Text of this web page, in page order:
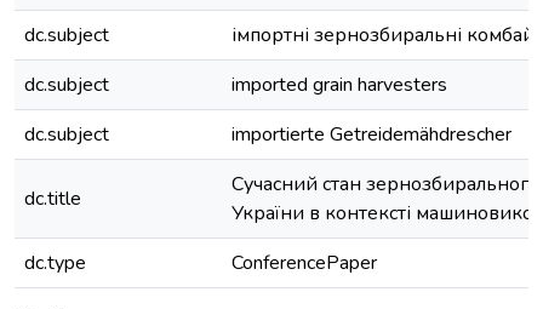
dc.subject
імпортні зернозбиральні
dc.subject
imported grain harvesters
dc.subject
importierte Getreidemähdrescher
dc.title
Сучасний стан
України в контексті
dc.type
ConferencePaper